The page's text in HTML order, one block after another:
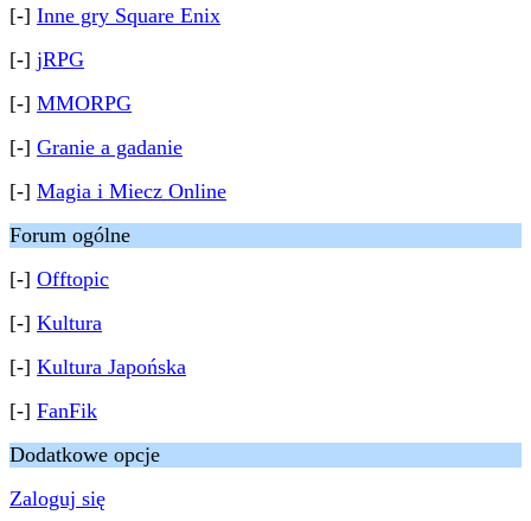
[-] Inne gry Square Enix
[-] jRPG
[-] MMORPG
[-] Granie a gadanie
[-] Magia i Miecz Online
Forum ogólne
[-] Offtopic
[-] Kultura
[-] Kultura Japońska
[-] FanFik
Dodatkowe opcje
Zaloguj się